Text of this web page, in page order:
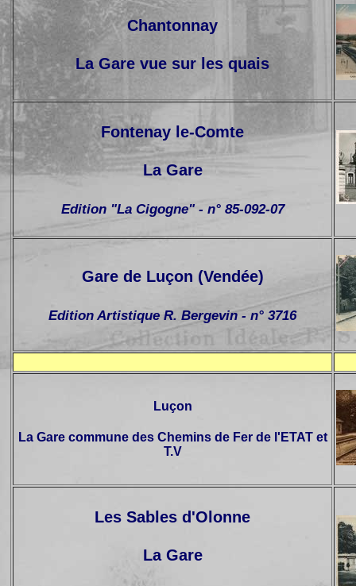
Chantonnay
La Gare vue sur les quais
Fontenay le-Comte
La Gare
Edition "La Cigogne" - n° 85-092-07
Gare de Luçon (Vendée)
Edition Artistique R. Bergevin - n° 3716
Luçon
La Gare commune des Chemins de Fer de l'ETAT et
T.V
Les Sables d'Olonne
La Gare